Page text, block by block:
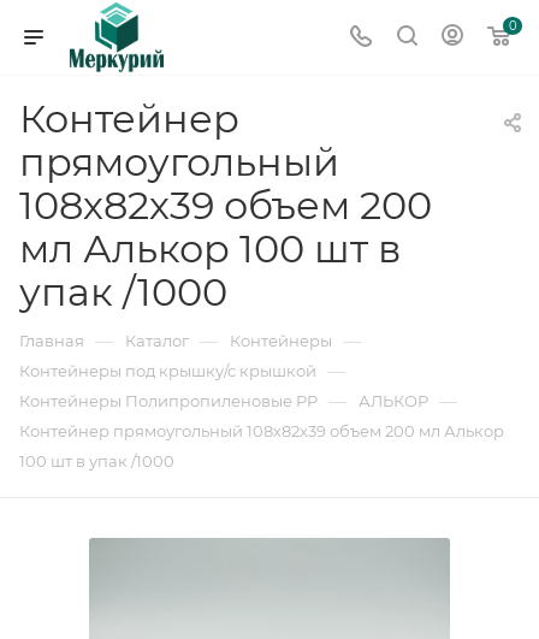
0
Контейнер
прямоугольный
108х82х39 объем 200
мл Алькор 100 шт в
упак /1000
Главная — Каталог — Контейнеры —
Контейнеры под крышку/с крышкой —
Контейнеры Полипропиленовые PP — АЛЬКОР —
Контейнер прямоугольный 108х82х39 объем 200 мл Алькор
100 шт в упак /1000